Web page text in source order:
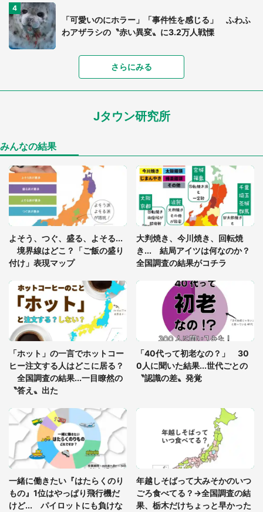
「可愛いのにホラー」「事件性を感じる」 ふわふ
わアザラシの〝赤い異変〟に3.2万人戦慄
「落ち着いて食べられないでしょう」高級旅館での
食事中、じっとできない幼い息子に中年の男性客
が...（東京都・40代男性）
「孫にあげると思って、あなたにこれをあげる」
「閉所恐怖症の私は新幹線で大パニック。隣席の青
年に『手を繋いで』とお願いしたら...」 体験談に
8万人感動
グっちゃってた〝野生の野菜〟に6.5万人戦慄
かくれんぼの鬼が振り返ると...2歳娘が〝まさかの
姿〟に 父「2～3分探しました」
「通勤特快乗車中に襲ってきた、急激な腹痛。我慢
の限界を迎え、途中で電車を降りようとしたけれ
ど...」（東京都・30代女性）
さらにみる
Jタウン研究所
みんなの結果
よそう、つぐ、盛る、よそる...
境界線はどこ？「ご飯の盛り
付け」表現マップ
大判焼き、今川焼き、回転焼
き... 結局アイツは何なのか？
全国調査の結果がコチラ
「ホット」の一言でホットコー
ヒー注文する人はどこに居る？
全国調査の結果...一目瞭然の
〝答え〟出た
「40代って初老なの？」 30
0人に聞いた結果...世代ごとの
〝認識の差〟発覚
一緒に働きたい『はたらくのり
もの』1位はやっぱり飛行機だ
けど... パイロットにも負けな
年越しそばって大みそかのいつ
ごろ食べてる？→全国調査の結
果、栃木だけちょっと早かった